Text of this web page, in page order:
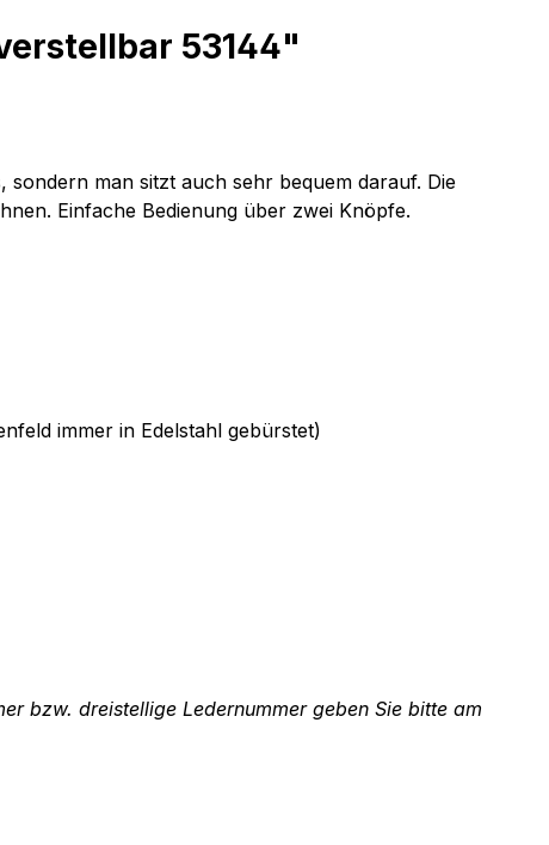
53144"
man sitzt auch sehr bequem darauf. Die
Einfache Bedienung über zwei Knöpfe.
immer in Edelstahl gebürstet)
bzw. dreistellige Ledernummer geben Sie bitte am